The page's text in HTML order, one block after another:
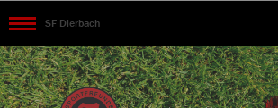
SF Dierbach